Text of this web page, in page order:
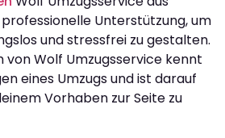
Unterstützung, um
und stressfrei zu gestalten.
von Wolf Umzugsservice kennt
eines Umzugs und ist darauf
Vorhaben zur Seite zu